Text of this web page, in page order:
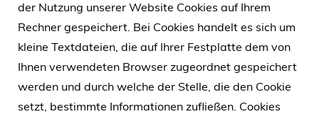
der Nutzung unserer Website Cookies auf Ihrem
Rechner gespeichert. Bei Cookies handelt es sich um
kleine Textdateien, die auf Ihrer Festplatte dem von
Ihnen verwendeten Browser zugeordnet gespeichert
werden und durch welche der Stelle, die den Cookie
setzt, bestimmte Informationen zufließen. Cookies